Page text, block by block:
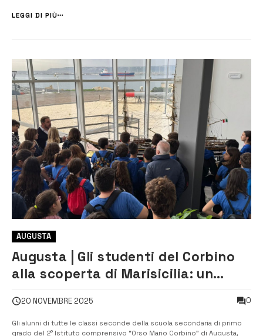
presidente dell’associazione Aafa (Associazione famiglie adottive e
LEGGI DI PIÙ
AUGUSTA
Augusta | Gli studenti del Corbino
alla scoperta di Marisicilia: un
orientamento
20 NOVEMBRE 2025 0
Gli alunni di tutte le classi seconde della scuola secondaria di primo
grado del 2° Istituto comprensivo “Orso Mario Corbino” di Augusta,